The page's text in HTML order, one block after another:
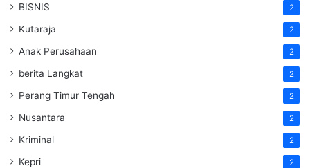
BISNIS 2
Kutaraja 2
Anak Perusahaan 2
berita Langkat 2
Perang Timur Tengah 2
Nusantara 2
Kriminal 2
Kepri 2